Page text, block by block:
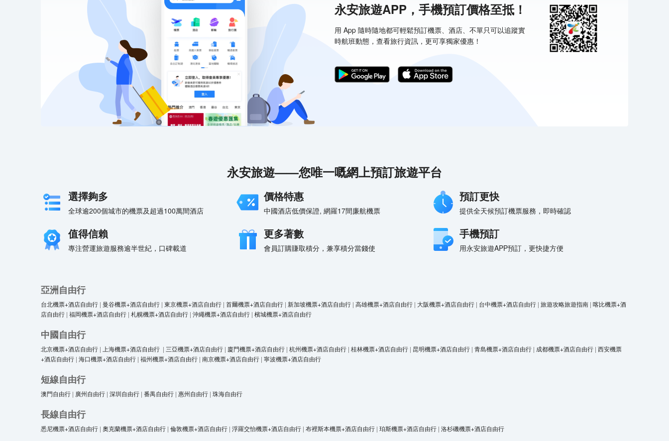
永安旅遊APP，手機預訂價格至抵！
用 App 隨時隨地都可輕鬆預訂機票、酒店、不單只可以追蹤實
時航班動態，查看旅行資訊，更可享獨家優惠！
永安旅遊——您唯一嘅網上預訂旅遊平台
選擇夠多
全球逾200個城市的機票及超過100萬間酒店
價格特惠
中國酒店低價保證, 網羅17間廉航機票
預訂更快
提供全天候預訂機票服務，即時確認
值得信賴
專注營運旅遊服務逾半世紀，口碑載道
更多著數
會員訂購賺取積分，兼享積分當錢使
手機預訂
用永安旅遊APP預訂，更快捷方便
亞洲自由行
台北機票+酒店自由行 | 曼谷機票+酒店自由行 | 東京機票+酒店自由行 | 首爾機票+酒店自由行 | 新加坡機票+酒店自由行 | 高雄機票+酒店自由行 | 大阪機票+酒店自由行 | 台中機票+酒店自由行 | 旅遊攻略旅遊指南 | 喀比機票+酒
店自由行 | 福岡機票+酒店自由行 | 札幌機票+酒店自由行 | 沖繩機票+酒店自由行 | 檳城機票+酒店自由行
中國自由行
北京機票+酒店自由行 | 上海機票+酒店自由行 | 三亞機票+酒店自由行 | 廈門機票+酒店自由行 | 杭州機票+酒店自由行 | 桂林機票+酒店自由行 | 昆明機票+酒店自由行 | 青島機票+酒店自由行 | 成都機票+酒店自由行 | 西安機票
+酒店自由行 | 海口機票+酒店自由行 | 福州機票+酒店自由行 | 南京機票+酒店自由行 | 寧波機票+酒店自由行
短線自由行
澳門自由行 | 廣州自由行 | 深圳自由行 | 番禺自由行 | 惠州自由行 | 珠海自由行
長線自由行
悉尼機票+酒店自由行 | 奧克蘭機票+酒店自由行 | 倫敦機票+酒店自由行 | 浮羅交怡機票+酒店自由行 | 布裡斯本機票+酒店自由行 | 珀斯機票+酒店自由行 | 洛杉磯機票+酒店自由行